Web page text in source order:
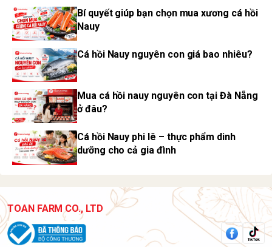
Bí quyết giúp bạn chọn mua xương cá hồi
Nauy
Cá hồi Nauy nguyên con giá bao nhiêu?
Mua cá hồi nauy nguyên con tại Đà Nẵng
ở đâu?
Cá hồi Nauy phi lê – thực phẩm dinh
dưỡng cho cả gia đình
TOAN FARM CO., LTD